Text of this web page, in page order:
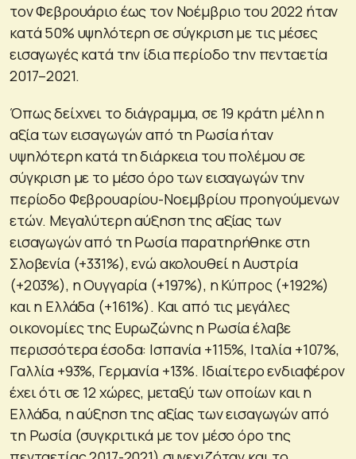
τον Φεβρουάριο έως τον Νοέμβριο του 2022 ήταν
κατά 50% υψηλότερη σε σύγκριση με τις μέσες
εισαγωγές κατά την ίδια περίοδο την πενταετία
2017–2021.
Όπως δείχνει το διάγραμμα, σε 19 κράτη μέλη η
αξία των εισαγωγών από τη Ρωσία ήταν
υψηλότερη κατά τη διάρκεια του πολέμου σε
σύγκριση με το μέσο όρο των εισαγωγών την
περίοδο Φεβρουαρίου-Νοεμβρίου προηγούμενων
ετών. Μεγαλύτερη αύξηση της αξίας των
εισαγωγών από τη Ρωσία παρατηρήθηκε στη
Σλοβενία (+331%), ενώ ακολουθεί η Αυστρία
(+203%), η Ουγγαρία (+197%), η Κύπρος (+192%)
και η Ελλάδα (+161%). Και από τις μεγάλες
οικονομίες της Ευρωζώνης η Ρωσία έλαβε
περισσότερα έσοδα: Ισπανία +115%, Ιταλία +107%,
Γαλλία +93%, Γερμανία +13%. Ιδιαίτερο ενδιαφέρον
έχει ότι σε 12 χώρες, μεταξύ των οποίων και η
Ελλάδα, η αύξηση της αξίας των εισαγωγών από
τη Ρωσία (συγκριτικά με τον μέσο όρο της